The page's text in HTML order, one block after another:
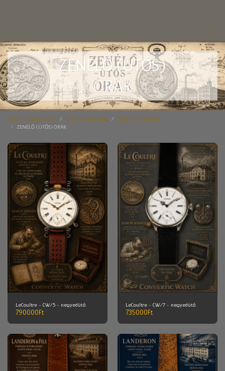
ZENÉLŐ (ÜTŐS)
ÓRÁK
VISSZA A KEZDŐLAPRA ELÉRHETŐ ÓRÁINK
ÖSSZETETT ÓRÁINK
ZENÉLŐ (ÜTŐS) ÓRÁK
LeCoultre - CW/5 - negyedütő
790000Ft
LeCoultre - CW/7 - negyedütő
735000Ft